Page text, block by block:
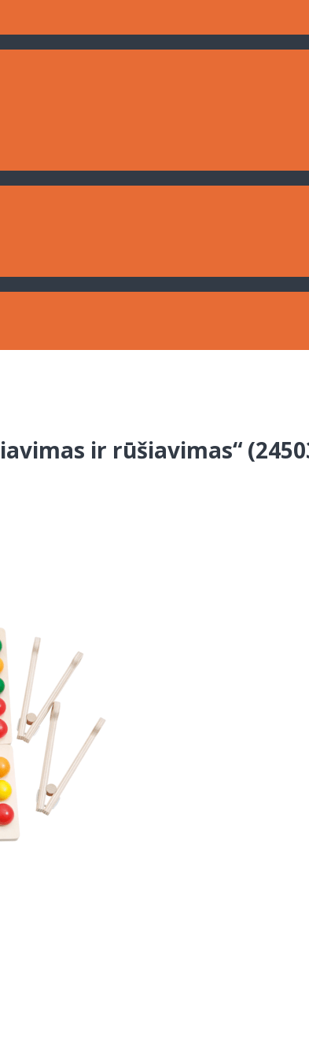
ir rūšiavimas“